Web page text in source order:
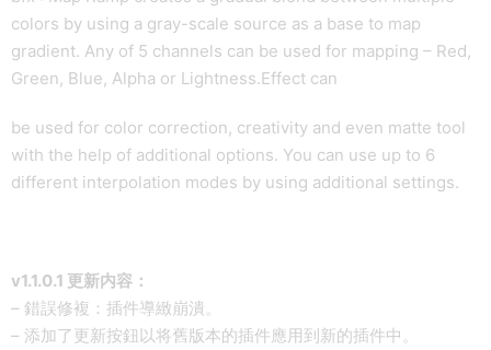
colors by using a gray-scale source as a base to map
gradient. Any of 5 channels can be used for mapping – Red,
Green, Blue, Alpha or Lightness.Effect can
be used for color correction, creativity and even matte tool
with the help of additional options. You can use up to 6
different interpolation modes by using additional settings.
v1.1.0.1 更新内容：
– 錯誤修複：插件導緻崩潰。
– 添加了更新按鈕以将舊版本的插件應用到新的插件中。